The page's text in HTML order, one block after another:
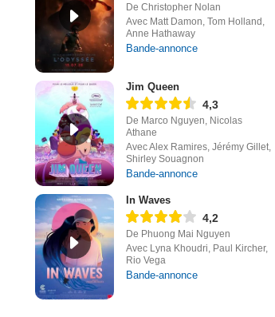
De Christopher Nolan
Avec Matt Damon, Tom Holland,
Anne Hathaway
Bande-annonce
Jim Queen
4,3
De Marco Nguyen, Nicolas
Athane
Avec Alex Ramires, Jérémy Gillet,
Shirley Souagnon
Bande-annonce
In Waves
4,2
De Phuong Mai Nguyen
Avec Lyna Khoudri, Paul Kircher,
Rio Vega
Bande-annonce